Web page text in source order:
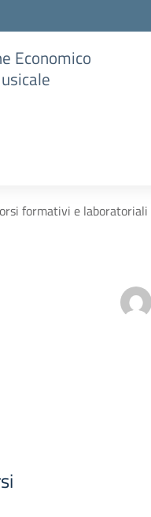
Economico
formativi e laboratoriali